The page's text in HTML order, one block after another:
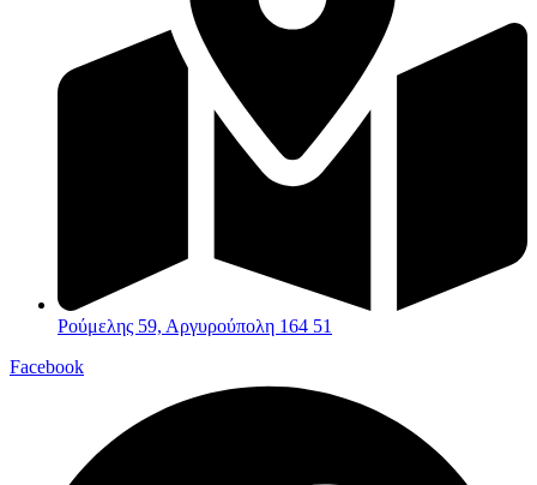
Ρούμελης 59, Αργυρούπολη 164 51
Facebook